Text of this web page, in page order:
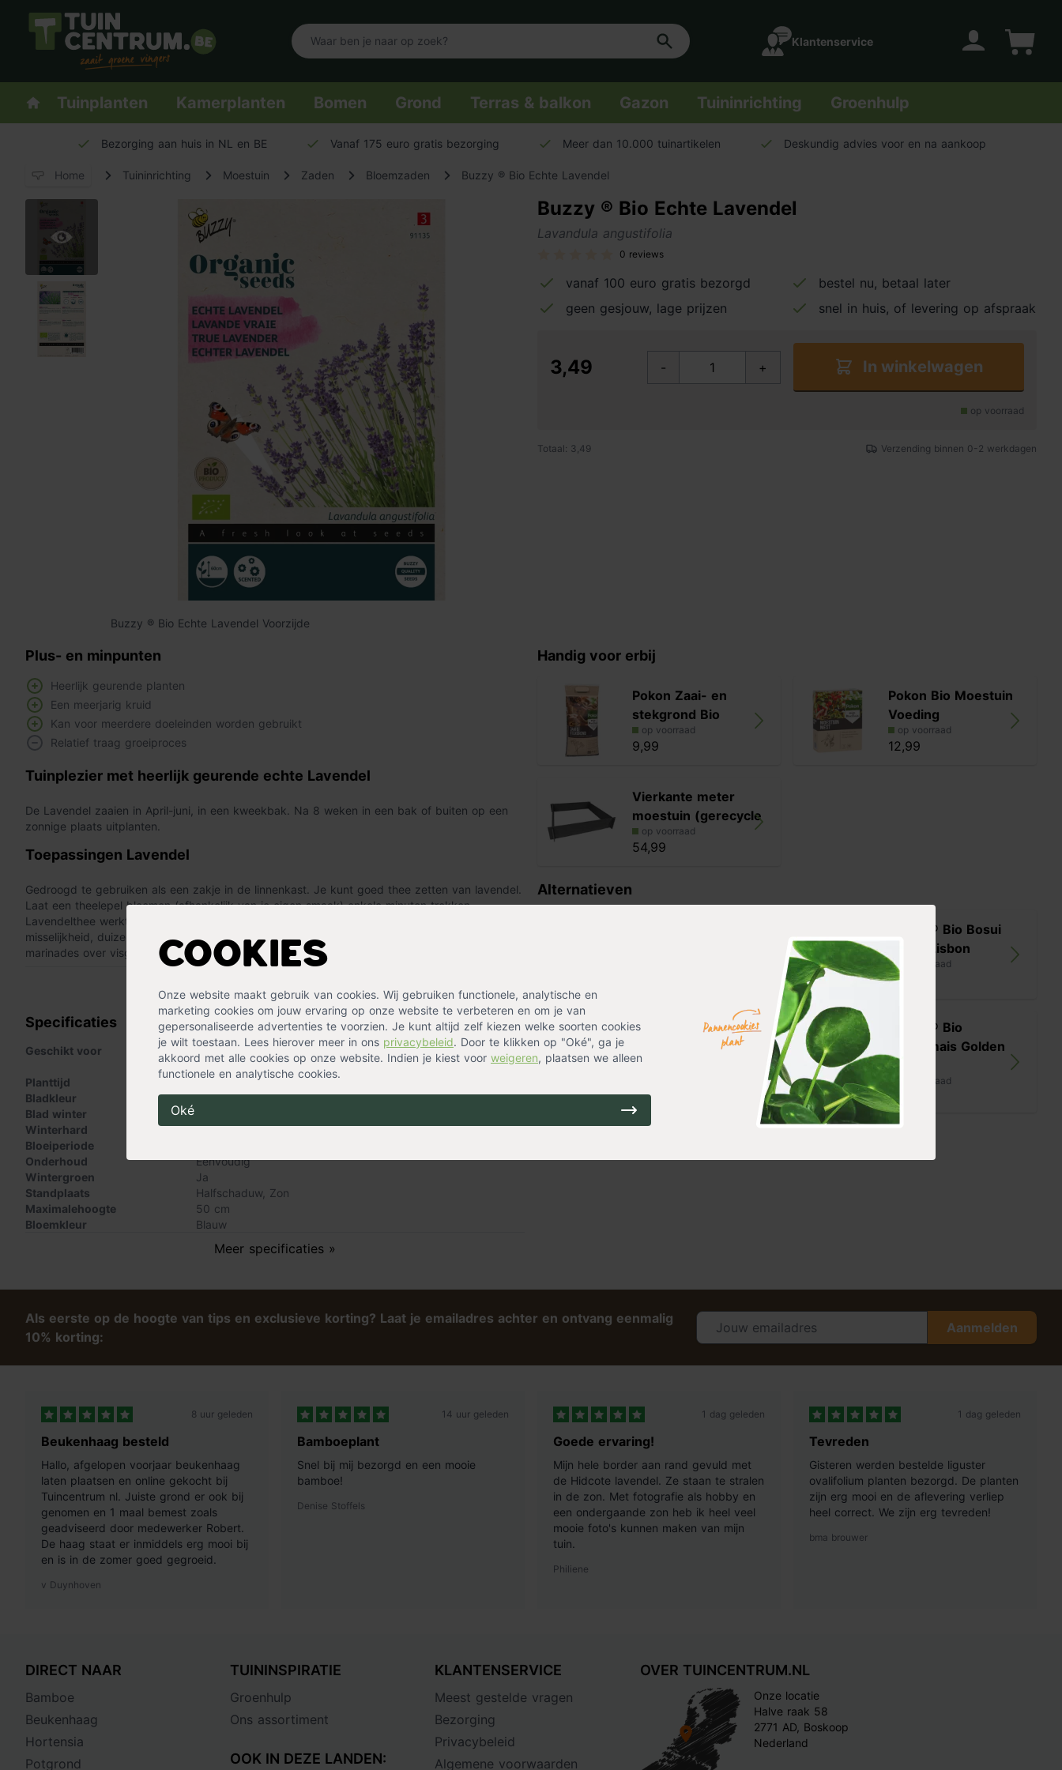
Logo Tuincentrum.be
Klantenservice
Homepage
Tuinplanten Kamerplanten Bomen Grond Terras & balkon Gazon Tuininrichting Groenhulp
Cookies
Onze website maakt gebruik van cookies. Wij gebruiken functionele, analytische en
marketing cookies om jouw ervaring op onze website te verbeteren en om je van
gepersonaliseerde advertenties te voorzien. Je kunt altijd zelf kiezen welke soorten cookies
je wilt toestaan. Lees hierover meer in ons privacybeleid. Door te klikken op "Oké", ga je
akkoord met alle cookies op onze website. Indien je kiest voor weigeren, plaatsen we alleen
functionele en analytische cookies.
Oké
Bezorging aan huis in NL en BE Vanaf 175 euro gratis bezorging Meer dan 10.000 tuinartikelen Deskundig advies voor en na aankoop
Home Tuininrichting Moestuin Zaden Bloemzaden Buzzy ® Bio Echte Lavendel
Buzzy ® Bio Echte Lavendel Voorzijde
Buzzy ® Bio Echte Lavendel
Lavandula angustifolia
0 reviews
vanaf 100 euro gratis bezorgd
bestel nu, betaal later
geen gesjouw, lage prijzen
snel in huis, of levering op afspraak
3,49 - + In winkelwagen
op voorraad
Totaal: 3,49 Verzending binnen 0-2 werkdagen
Plus- en minpunten
Heerlijk geurende planten
Een meerjarig kruid
Kan voor meerdere doeleinden worden gebruikt
Relatief traag groeiproces
Tuinplezier met heerlijk geurende echte Lavendel
De Lavendel zaaien in April-juni, in een kweekbak. Na 8 weken in een bak of buiten op een
zonnige plaats uitplanten.
Toepassingen Lavendel
Gedroogd te gebruiken als een zakje in de linnenkast. Je kunt goed thee zetten van lavendel.
Laat een theelepel bloemen (afhankelijk van je eigen smaak) enkele minuten trekken.
Lavendelthee werkt ontspannend en wordt gebruikt tegen angst, hoofdpijn, winderigheid,
misselijkheid, duizeligheid en slechte adem. Het verse blad van lavendel is erg lekker in
marinades over visgerechten om deze een mediterraanse smaak te geven.
Specificaties
Geschikt voor Kuipplanten,Lavendel, Moestuin,Siertuin,Zaaien, In
plantenbakken
Planttijd
Voorjaar
Bladkleur
Grijs
Blad winter
Winterhard
Ja
Bloeiperiode
Onderhoud
Eenvoudig
Wintergroen
Ja
Standplaats
Halfschaduw Zon
Maximalehoogte
50 cm
Bloemkleur
Blauw
Meer specificaties »
Handig voor erbij
Pokon Zaai- en
stekgrond Bio
op voorraad
9,99
Pokon Bio Moestuin
Voeding
op voorraad
12,99
Vierkante meter
moestuin (gerecycle
op voorraad
54,99
Alternatieven
Buzzy ® Bio Bosui
White Lisbon
op voorraad
3,99
Buzzy ® Bio Pompoen
Buzzy ® Bio
Suikermais Golden
Banta
op voorraad
3,99
Als eerste op de hoogte van tips en exclusieve korting? Laat je emailadres achter en ontvang eenmalig
10% korting:
Aanmelden
8 uur geleden
Beukenhaag besteld
Hallo, afgelopen voorjaar beukenhaag
laten plaatsen en online gekocht bij
Tuincentrum nl. Juiste grond er ook bij
genomen en 1 maal bemest zoals
geadviseerd door medewerker Robert.
De haag staat er inmiddels erg mooi bij
en is in de zomer goed gegroeid.
v Duynhoven
14 uur geleden
Bamboeplant
Snel bij mij bezorgd en een mooie
bamboe!
Denise Stoffels
1 dag geleden
Goede ervaring!
Mijn hele border aan rand gevuld met
de Hidcote lavendel. Ze staan te stralen
in de zon. Met fotografie als hobby en
een ondergaande zon heb ik heel veel
mooie foto's kunnen maken van mijn
tuin.
Philiene
1 dag geleden
Tevreden
Gisteren werden bestelde liguster
ovalifolium planten bezorgd. De planten
zijn erg mooi en de aflevering verliep
heel correct. We zijn erg tevreden!
bma brouwer
DIRECT NAAR
Bamboe
Beukenhaag
Hortensia
Potgrond
TUININSPIRATIE
Groenhulp
Ons assortiment
OOK IN DEZE LANDEN:
KLANTENSERVICE
Meest gestelde vragen
Bezorging
Privacybeleid
Algemene voorwaarden
OVER TUINCENTRUM.NL
Onze locatie
Halve raak 58
2771 AD, Boskoop
Nederland